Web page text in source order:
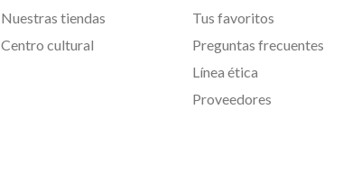
Nuestras tiendas
Centro cultural
Tus favoritos
Preguntas frecuentes
Línea ética
Proveedores